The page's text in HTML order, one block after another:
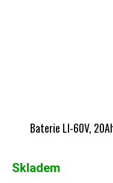
Baterie LI-60V,
Skladem